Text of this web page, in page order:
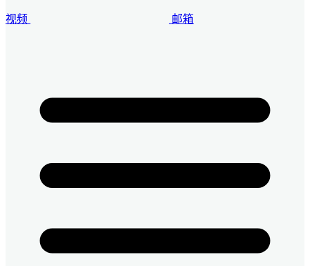
视频 邮箱